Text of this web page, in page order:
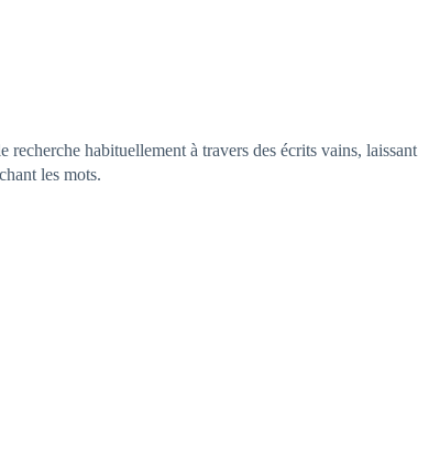
habituellement à travers des écrits vains, laissant
les mots.